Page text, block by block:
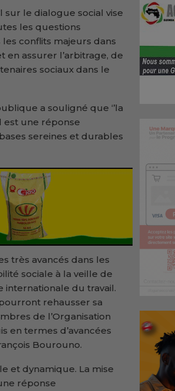
sur le dialogue social vise
les questions
conflits majeurs dans
en assurer l’arbitrage, de
sociaux dans le
a souligné que ‘’la
est une réponse
sereines et durables
très avancés dans les
sociale à la veille de
internationale du travail.
rehausser sa
de l’Organisation
en termes d’avancées
Bourouno.
et dynamique. La mise
réponse